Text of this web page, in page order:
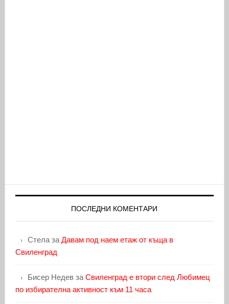
ПОСЛЕДНИ КОМЕНТАРИ
Стелаза Давам под наем етаж от къща в
Свиленград
Бисер Недевза Свиленград е втори след Любимец
по избирателна активност към 11 часа